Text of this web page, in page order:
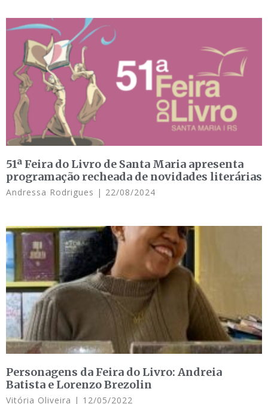
51ª Feira do Livro de Santa Maria apresenta
programação recheada de novidades literárias
Andressa Rodrigues 22/08/2024
Personagens da Feira do Livro: Andreia
Batista e Lorenzo Brezolin
Vitória Oliveira 12/05/2022